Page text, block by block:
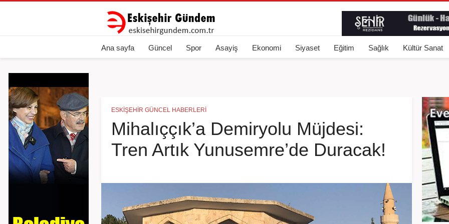
Ana sayfa Güncel Spor Asayiş Ekonomi Siyaset Eğitim Sağlık Kültür Sanat
ESKIŞEHIR GÜNCEL HABERLERI
Mihalıççık’a Demiryolu Müjdesi:
Tren Artık Yunusemre’de Duracak!